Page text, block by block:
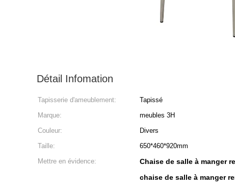
Détail Infomation
Tapisserie d'ameublement: Tapissé
Marque:
meubles 3H
Couleur:
Divers
Taille:
650*460*920mm
Mettre en évidence:
Chaise de salle à manger
chaise de salle à manger